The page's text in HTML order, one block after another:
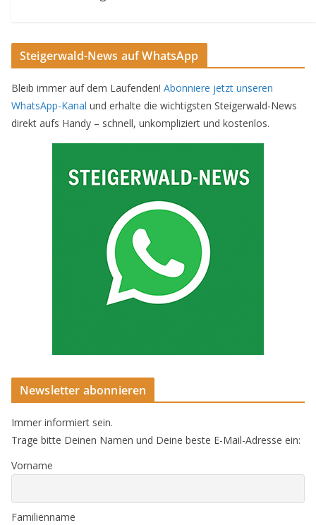
Steigerwald-News auf WhatsApp
Bleib immer auf dem Laufenden! Abonniere jetzt unseren
WhatsApp-Kanal und erhalte die wichtigsten Steigerwald-News
direkt aufs Handy – schnell, unkompliziert und kostenlos.
Newsletter abonnieren
Immer informiert sein.
Trage bitte Deinen Namen und Deine beste E-Mail-Adresse ein:
Vorname
Familienname